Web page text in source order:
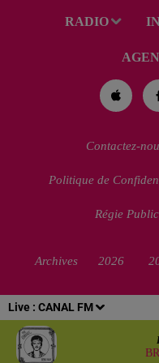
Live : CANAL FM
RADIO
Contactez-
Politique de
Régie
Archives 2026